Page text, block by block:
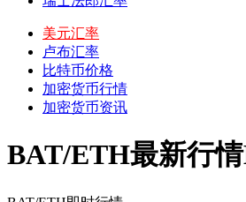
美元汇率
卢布汇率
比特币价格
加密货币行情
加密货币资讯
BAT/ETH最新行